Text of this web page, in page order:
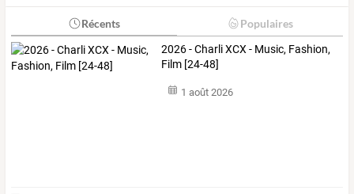
Récents Populaires
2026 - Charli XCX - Music, Fashion,
Film [24-48]
1 août 2026